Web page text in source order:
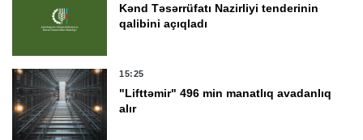
Kənd Təsərrüfatı Nazirliyi tenderinin
qalibini açıqladı
15:25
"Lifttəmir" 496 min manatlıq avadanlıq
alır